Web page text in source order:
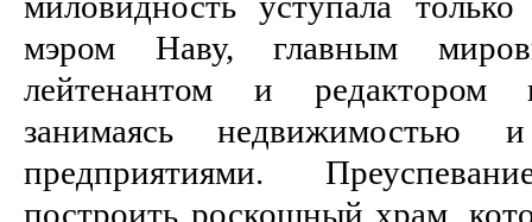
мэром Наву, главным
лейтенантом и редактором
занимаясь недвижимостью
предприятиями.
построить роскошный храм,